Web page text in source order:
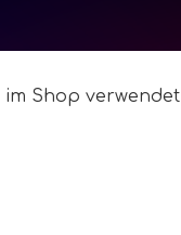
im Shop verwendet